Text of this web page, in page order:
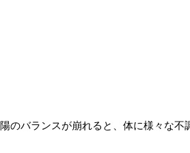
のバランスが崩れると、体に様々な不